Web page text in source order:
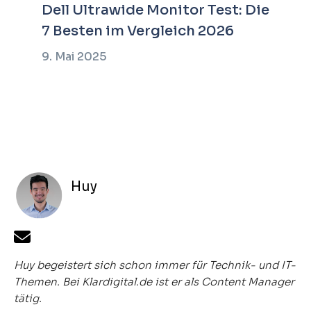
Dell Ultrawide Monitor Test: Die
7 Besten im Vergleich 2026
9. Mai 2025
Huy
Huy begeistert sich schon immer für Technik- und IT-
Themen. Bei Klardigital.de ist er als Content Manager
tätig.